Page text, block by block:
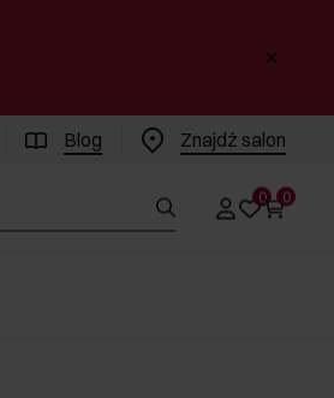
Blog Znajdż salon
0 0